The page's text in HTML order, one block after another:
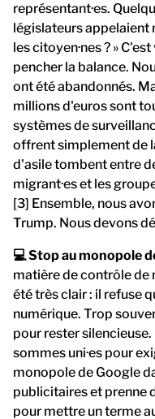
représentant·es.
législateurs appelaient
les citoyen·nes ? »
pencher la balance.
ont été abandonnés.
millions d'euros sont
systèmes de
offrent simplement de
d'asile tombent entre
migrant·es et les
[3] Ensemble, nous
Trump. Nous devons
💻 Stop au monopole
matière de contrôle de
été très clair : il refuse
numérique. Trop
pour rester
sommes uni·es pour
monopole de Google
publicitaires et prenne
pour mettre un terme